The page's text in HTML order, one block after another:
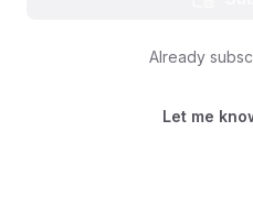
Already
Let me